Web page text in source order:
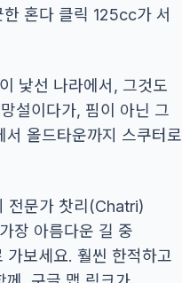
혼다 클릭 125cc가 서
낯선 나라에서, 그것도
설이다가, 핌이 아닌 그
올드타운까지 스쿠터로
전문가 찻리(Chatri)
장 아름다운 길 중
가보세요. 훨씬 한적하고